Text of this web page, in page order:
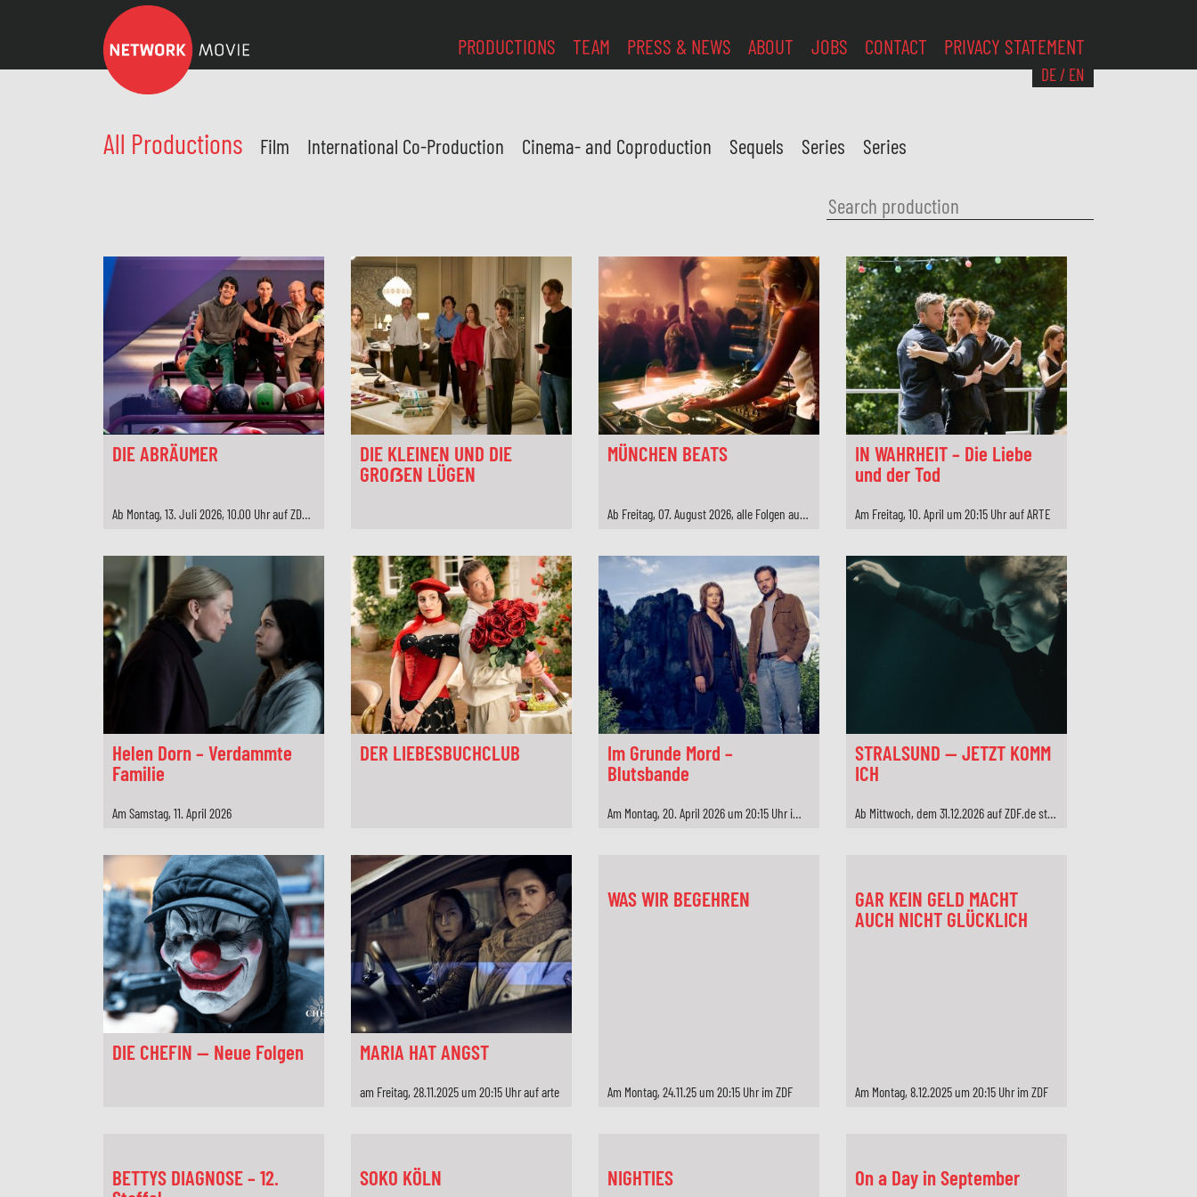
PRODUCTIONS TEAM PRESS & NEWS ABOUT JOBS CONTACT PRIVACY STATEMENT
DE/ EN
All Productions Film International Co-Production Cinema- and Coproduction Sequels Series Series
DIE ABRÄUMER
Ab Montag, 13. Juli 2026, 10.00 Uhr auf ZDF.de oder am Mittwoch, 26. August 2026, 21.45 Uhr auf ZDfneo
DIE KLEINEN UND DIE
GROẞEN LÜGEN
MÜNCHEN BEATS
Ab Freitag, 07. August 2026, alle Folgen auf ZDF.de und Mittwoch, 26. August 2026, sowie Donnerstag, 27. August 2026, jeweils ab 20:15 Uhr in Doppelfolgen
IN WAHRHEIT – Die Liebe
und der Tod
Am Freitag, 10. April um 20:15 Uhr auf ARTE
Helen Dorn – Verdammte
Familie
Am Samstag, 11. April 2026
DER LIEBESBUCHCLUB
Im Grunde Mord –
Blutsbande
Am Montag, 20. April 2026 um 20:15 Uhr im ZDF
STRALSUND — JETZT KOMM
ICH
Ab Mittwoch, dem 31.12.2026 auf ZDF.de streamen
DIE CHEFIN — Neue Folgen MARIA HAT ANGST
am Freitag, 28.11.2025 um 20:15 Uhr auf arte
WAS WIR BEGEHREN
Am Montag, 24.11.25 um 20:15 Uhr im ZDF
GAR KEIN GELD MACHT
AUCH NICHT GLÜCKLICH
Am Montag, 8.12.2025 um 20:15 Uhr im ZDF
BETTYS DIAGNOSE – 12.
SOKO KÖLN NIGHTIES On a Day in September